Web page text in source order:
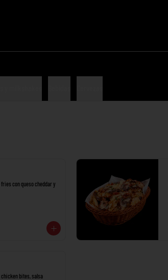
con queso cheddar y
bites, salsa